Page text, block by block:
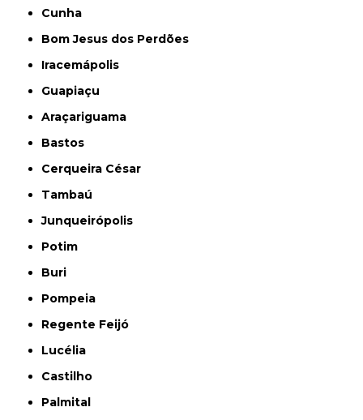
Cunha
Bom Jesus dos Perdões
Iracemápolis
Guapiaçu
Araçariguama
Bastos
Cerqueira César
Tambaú
Junqueirópolis
Potim
Buri
Pompeia
Regente Feijó
Lucélia
Castilho
Palmital